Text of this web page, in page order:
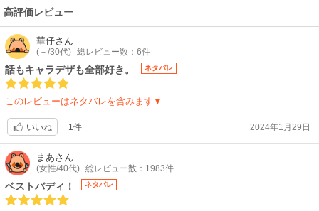
作:KADOKAWA / 製作:鴨乃橋ロンの禁断推理製作委員会
音楽】
OP:ハンブレッダーズ「フィードバックを鳴らして」 / ED:hockrockb「ラ
ビリンス」
関連リンク】
公式サイト「鴨乃橋ロンの禁断推理 2nd Season」
高評価レビュー
華仔さん
(－/30代) 総レビュー数：6件
話もキャラデザも全部好き。 ネタバレ
このレビューはネタバレを含みます▼
いいね 1件 2024年1月29日
まあさん
(女性/40代) 総レビュー数：1983件
ベストバディ！ ネタバレ